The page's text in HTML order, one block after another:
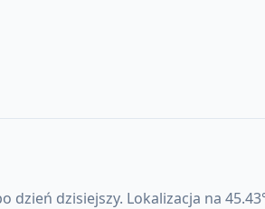
dzisiejszy. Lokalizacja na